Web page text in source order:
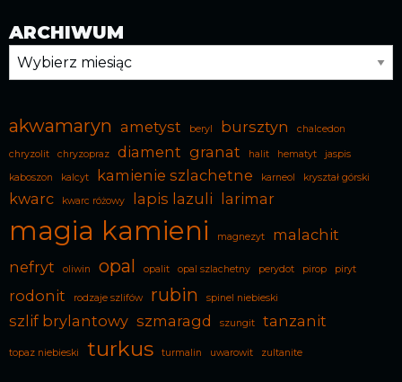
ARCHIWUM
Archiwum
akwamaryn ametyst beryl bursztyn chalcedon
chryzolit chryzopraz diament granat halit hematyt
jaspis
kaboszon
kalcyt kamienie szlachetne karneol kryształ górski
kwarc kwarc różowy lapis lazuli larimar
magia kamieni magnezyt
malachit
nefryt
oliwin opal opalit opal szlachetny perydot pirop piryt
rodonit rodzaje szlifów rubin spinel niebieski
szlif brylantowy szmaragd szungit tanzanit
topaz niebieski turkus turmalin uwarowit zultanite